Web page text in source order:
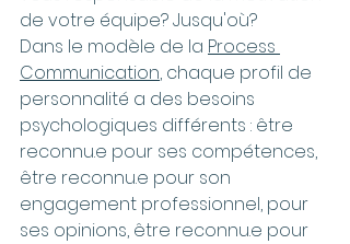
de votre équipe? Jusqu'où?
Dans le modèle de la Process
Communication, chaque profil de
personnalité a des besoins
psychologiques différents : être
reconnu.e pour ses compétences,
être reconnu.e pour son
engagement professionnel, pour
ses opinions, être reconnu.e pour